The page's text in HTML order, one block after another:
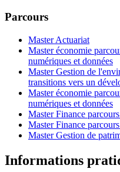
Parcours
Master Actuariat
Master économie
numériques et données
Master Gestion de
transitions vers un
Master économie
numériques et données
Master Finance
Master Finance
Master Gestion de
Informations